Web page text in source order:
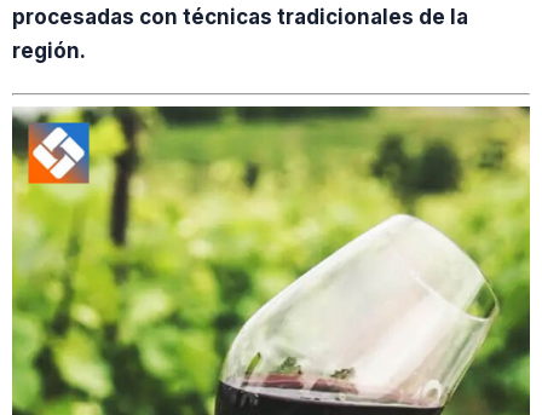
procesadas con técnicas tradicionales de la
región.